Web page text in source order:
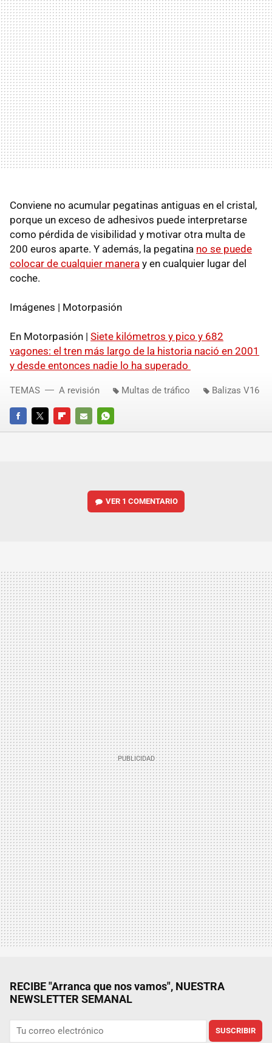
Conviene no acumular pegatinas antiguas en el cristal,
porque un exceso de adhesivos puede interpretarse
como pérdida de visibilidad y motivar otra multa de
200 euros aparte. Y además, la pegatina no se puede
colocar de cualquier manera y en cualquier lugar del
coche.
Imágenes | Motorpasión
En Motorpasión | Siete kilómetros y pico y 682
vagones: el tren más largo de la historia nació en 2001
y desde entonces nadie lo ha superado
FACEBOOKTWITTERFLIPBOARD
E-
WHATSAPP
TEMAS A revisión Multas de tráfico Balizas V16
VER 1 COMENTARIO
RECIBE "Arranca que nos vamos", NUESTRA
NEWSLETTER SEMANAL
SUSCRIBIR